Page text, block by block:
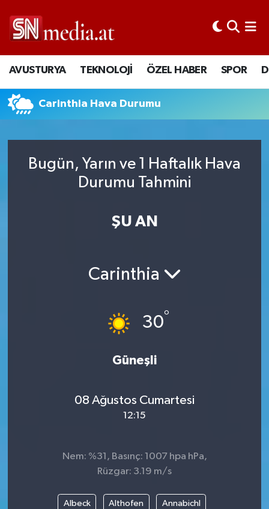
AVUSTURYA TEKNOLOJİ ÖZEL HABER SPOR
Carinthia Hava Durumu
Bugün, Yarın ve 1 Haftalık Hava
Durumu Tahmini
ŞU AN
Carinthia
30°
Güneşli
08 Ağustos Cumartesi
12:15
Nem: %31, Basınç: 1007 hpa hPa,
Rüzgar: 3.19 m/s
Albeck Althofen Annabichl